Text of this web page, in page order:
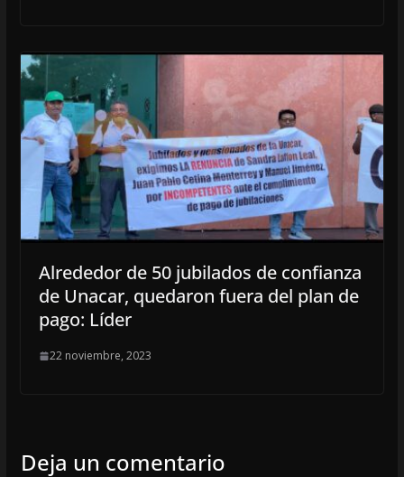
Alrededor de 50 jubilados de confianza
de Unacar, quedaron fuera del plan de
pago: Líder
22 noviembre, 2023
Deja un comentario